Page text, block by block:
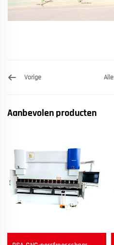
Vorige Alle
Aanbevolen producten